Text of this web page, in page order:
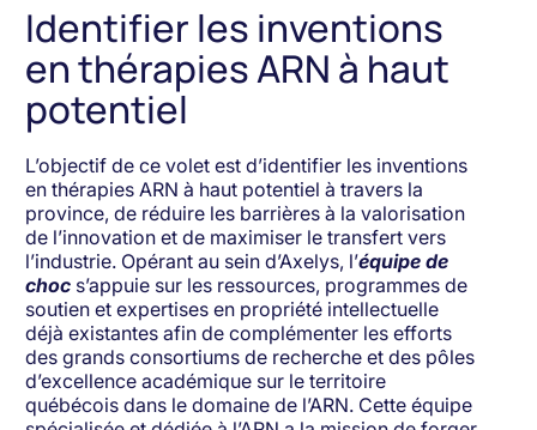
Identifier les inventions
en thérapies ARN à haut
potentiel
L’objectif de ce volet est d’identifier les inventions
en thérapies ARN à haut potentiel à travers la
province, de réduire les barrières à la valorisation
de l’innovation et de maximiser le transfert vers
l’industrie. Opérant au sein d’Axelys, l’équipe de
choc s’appuie sur les ressources, programmes de
soutien et expertises en propriété intellectuelle
déjà existantes afin de complémenter les efforts
des grands consortiums de recherche et des pôles
d’excellence académique sur le territoire
québécois dans le domaine de l’ARN. Cette équipe